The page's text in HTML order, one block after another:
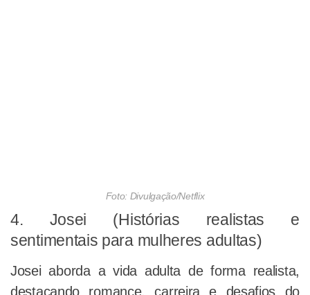
Foto: Divulgação/Netflix
4. Josei (Histórias realistas e
sentimentais para mulheres adultas)
Josei aborda a vida adulta de forma realista,
destacando romance, carreira e desafios do